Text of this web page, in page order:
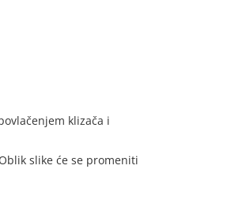
klizača i
slike će se promeniti